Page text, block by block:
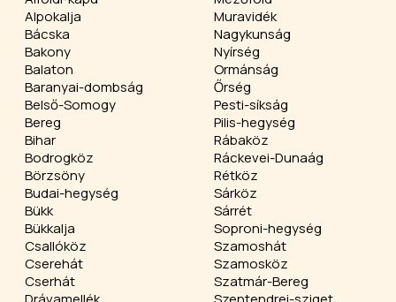
Alpokalja
Bácska
Bakony
Balaton
Baranyai-dombság
Belső-Somogy
Bereg
Bihar
Bodrogköz
Börzsöny
Budai-hegység
Bükk
Bükkalja
Csallóköz
Cserehát
Cserhát
Muravidék
Nagykunság
Nyírség
Ormánság
Őrség
Pesti-síkság
Pilis-hegység
Rábaköz
Ráckevei-Dunaág
Rétköz
Sárköz
Sárrét
Soproni-hegység
Szamoshát
Szamosköz
Szatmár-Bereg